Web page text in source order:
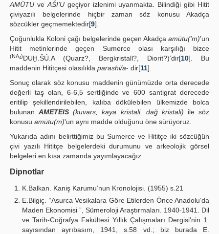
AMŪTU ve AŠI’Ugeçiyor izlenimi uyanmakta. Bilindiği gibi Hitit
çiviyazılı belgelerinde hiçbir zaman söz konusu Akadça
sözcükler geçmemektedir[9].
Çoğunlukla Koloni çağı belgelerinde geçen Akadça amūtu('m)’un
Hitit metinlerinde geçen Sumerce olası karşılığı bizce
(NA4)DUḪ.ŠÚ.A (Quarz?, Bergkristall?, Diorit?)’dir[10]. Bu
maddenin Hititçesi olasılıkla parashi/a- dir[11].
Sonuç olarak söz konusu maddenin günümüzde orta derecede
değerli taş olan, 6-6,5 sertliğinde ve 600 santigrat derecede
eritilip şekillendirilebilen, kalıba dökülebilen ülkemizde bolca
bulunanAMETEIS (kuvars, kaya kristali, dağ kristali) ile söz
konusu amūtu(m)'un aynı madde olduğunu öne sürüyoruz.
Yukarıda adını belirttiğimiz bu Sumerce ve Hititçe iki sözcüğün
çivi yazılı Hititçe belgelerdeki durumunu ve arkeolojik görsel
belgeleri en kısa zamanda yayımlayacağız.
Dipnotlar
K.Balkan. Kaniş Karumu’nun Kronolojisi. (1955) s.21
E.Bilgiç. “Asurca Vesikalara Göre Etilerden Önce Anadolu’da
Maden Ekonomisi ”, Sümeroloji Araştırmaları. 1940-1941. Dil
ve Tarih-Coğrafya Fakültesi Yıllık Çalışmaları Dergisi'nin 1.
sayısından ayrıbasım, 1941, s.58 vd.; biz burada E.